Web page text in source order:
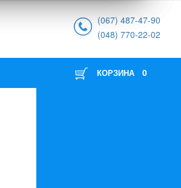
(067) 487-47-90
(048) 770-22-02
КОРЗИНА 0